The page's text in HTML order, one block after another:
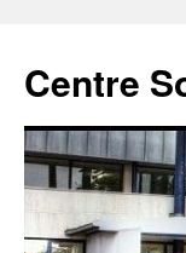
contenu
Centre